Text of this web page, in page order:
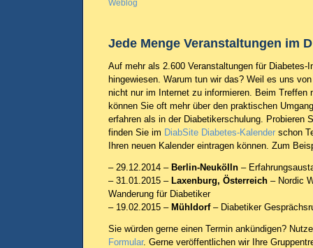
Weblog
Jede Menge Veranstaltungen im
Auf mehr als 2.600 Veranstaltungen für Diabetes-
hingewiesen. Warum tun wir das? Weil es uns
nicht nur im Internet zu informieren. Beim Treffen
können Sie oft mehr über den praktischen
erfahren als in der Diabetikerschulung. Probieren
finden Sie im DiabSite Diabetes-Kalender schon
Ihren neuen Kalender eintragen können. Zum
– 29.12.2014 – Berlin-Neukölln –
– 31.01.2015 – Laxenburg, Österreich – Nordic
Wanderung für Diabetiker
– 19.02.2015 – Mühldorf– Diabetiker
Sie würden gerne einen Termin ankündigen?
Formular. Gerne veröffentlichen wir Ihre